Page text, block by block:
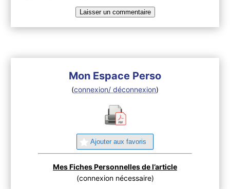
Mon Espace Perso
(connexion/ déconnexion)
Ajouter aux favoris
Mes Fiches Personnelles de l’article
(connexion nécessaire)